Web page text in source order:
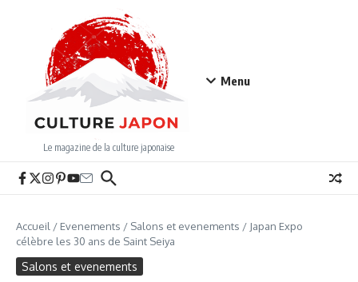
Le magazine de la culture japonaise
Menu
Accueil / Evenements / Salons et evenements / Japan Expo
célèbre les 30 ans de Saint Seiya
Salons et evenements